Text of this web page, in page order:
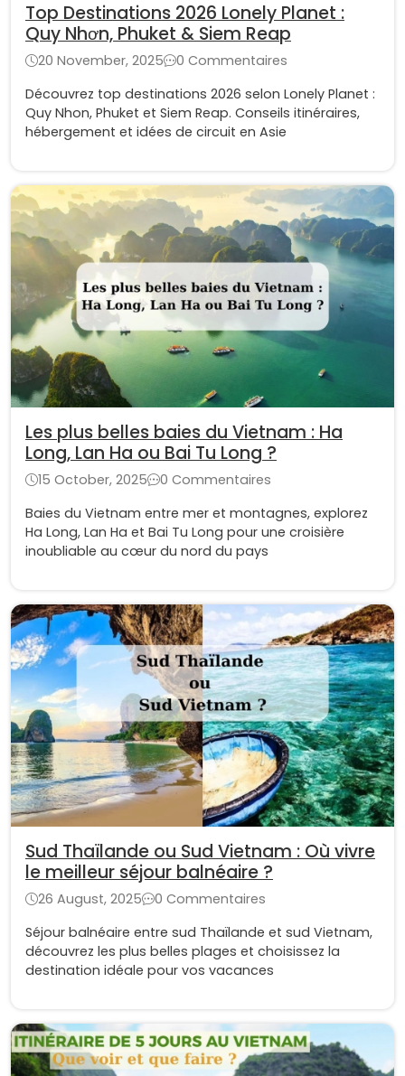
Top Destinations 2026 Lonely Planet :
Quy Nhơn, Phuket & Siem Reap
20 November, 2025
0 Commentaires
Découvrez top destinations 2026 selon Lonely Planet :
Quy Nhon, Phuket et Siem Reap. Conseils itinéraires,
hébergement et idées de circuit en Asie
Les plus belles baies du Vietnam : Ha
Long, Lan Ha ou Bai Tu Long ?
15 October, 2025
0 Commentaires
Baies du Vietnam entre mer et montagnes, explorez
Ha Long, Lan Ha et Bai Tu Long pour une croisière
inoubliable au cœur du nord du pays
Sud Thaïlande ou Sud Vietnam : Où vivre
le meilleur séjour balnéaire ?
26 August, 2025
0 Commentaires
Séjour balnéaire entre sud Thaïlande et sud Vietnam,
découvrez les plus belles plages et choisissez la
destination idéale pour vos vacances